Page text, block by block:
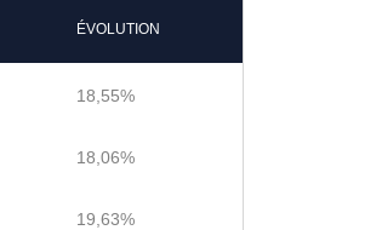
ÉVOLUTION
18,55%
18,06%
19,63%